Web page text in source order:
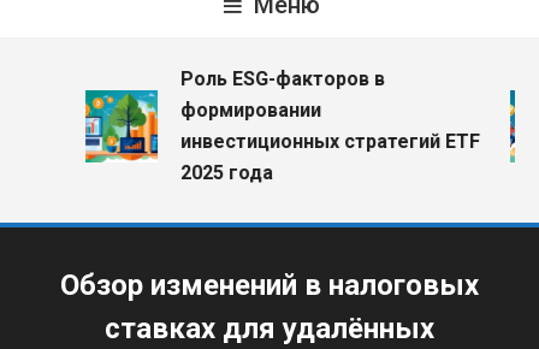
Роль ESG-факторов в
формировании
инвестиционных стратегий ETF
2025 года
Обзор изменений в налоговых
ставках для удалённых